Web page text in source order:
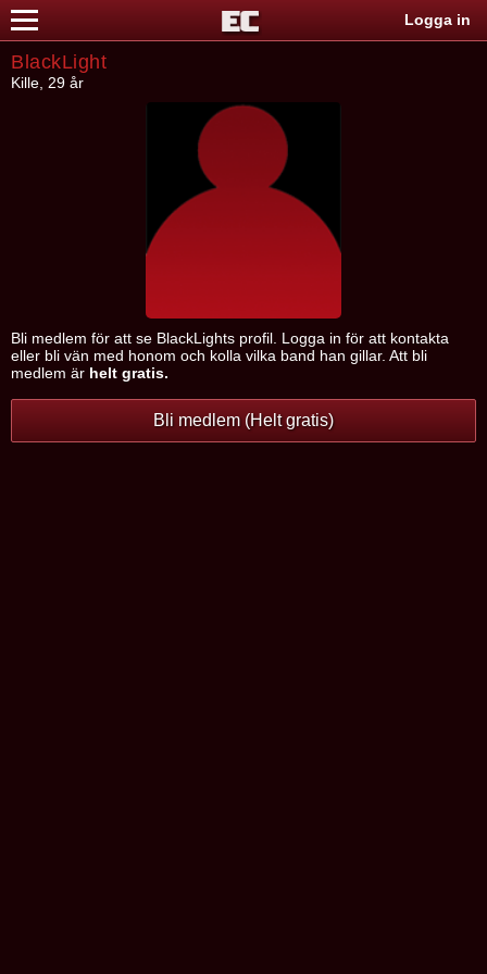
Logga in
BlackLight
Kille, 29 år
Bli medlem för att se BlackLights profil. Logga in för att kontakta
eller bli vän med honom och kolla vilka band han gillar. Att bli
medlem är helt gratis.
Bli medlem (Helt gratis)